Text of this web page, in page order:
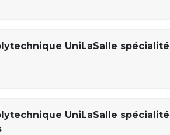
UniLaSalle
UniLaSalle